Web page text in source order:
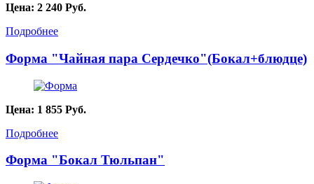
Цена: 2 240 Руб.
Подробнее
Форма "Чайная пара Сердечко"(Бокал+блюдце)
Цена: 1 855 Руб.
Подробнее
Форма "Бокал Тюльпан"